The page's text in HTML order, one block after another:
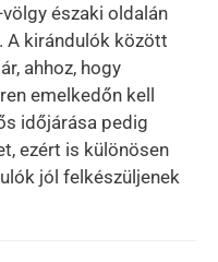
völgy északi oldalán
A kirándulók között
ahhoz, hogy
emelkedőn kell
időjárása pedig
ezért is különösen
jól felkészüljenek